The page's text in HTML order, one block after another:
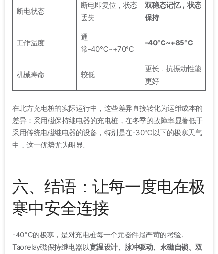
断电状态
断电即复位，状态
丢失
双稳态记忆，状态
保持
工作温度
通
常-40℃~+70℃
-40℃~+85℃
机械寿命 较低
更长，抗振动性能
更好
在北方充电桩的实际运行中，这些差异直接转化为运维成本的
差异：采用磁保持继电器的充电桩，在冬季的故障率显著低于
采用传统电磁继电器的设备，特别是在-30℃以下的极寒天气
中，这一优势尤为明显。
六、结语：让每一度电在极
寒中安全连接
-40℃的极寒，是对充电桩每一个元器件最严苛的考验。
Taorelay磁保持继电器以宽温设计、脉冲驱动、永磁自锁、双